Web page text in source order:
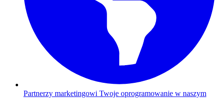
Partnerzy marketingowi Twoje oprogramowanie w naszym